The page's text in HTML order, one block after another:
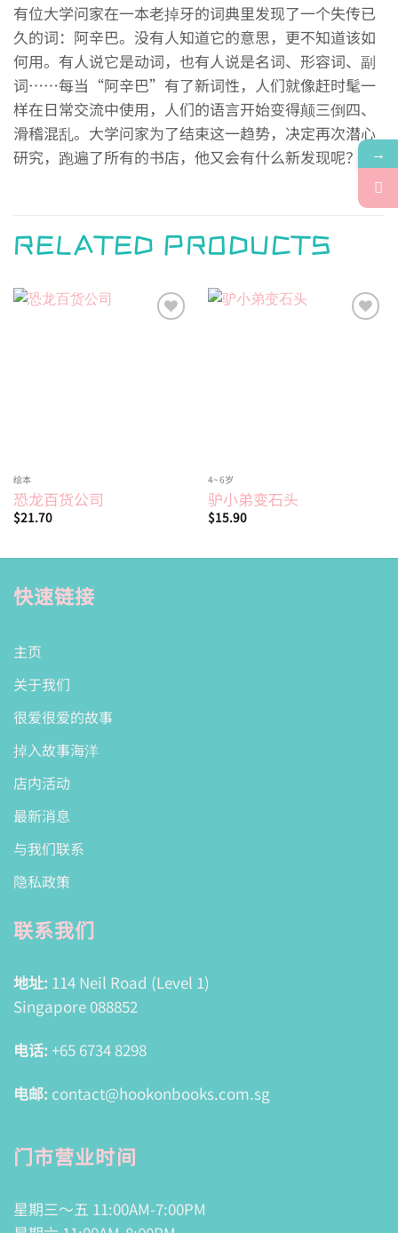
有位大学问家在一本老掉牙的词典里发现了一个失传已
久的词：阿辛巴。没有人知道它的意思，更不知道该如
何用。有人说它是动词，也有人说是名词、形容词、副
词……每当“阿辛巴”有了新词性，人们就像赶时髦一
样在日常交流中使用，人们的语言开始变得颠三倒四、
滑稽混乱。大学问家为了结束这一趋势，决定再次潜心
研究，跑遍了所有的书店，他又会有什么新发现呢？
RELATED PRODUCTS
绘本
恐龙百货公司
$21.70
4~6岁
驴小弟变石头
$15.90
快速链接
主页
关于我们
很爱很爱的故事
掉入故事海洋
店内活动
最新消息
与我们联系
隐私政策
联系我们
地址: 114 Neil Road (Level 1)
Singapore 088852
电话: +65 6734 8298
电邮: contact@hookonbooks.com.sg
门市营业时间
星期三～五 11:00AM-7:00PM
→